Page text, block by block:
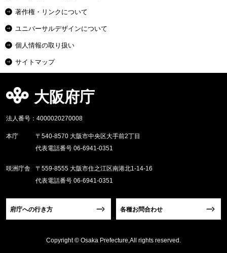
著作権・リンクについて
ユニバーサルデザインについて
個人情報の取り扱い
サイトマップ
大阪府庁
法人番号：4000020270008
本庁
〒540-8570 大阪市中央区大手前2丁目
代表電話番号 06-6941-0351
咲洲庁舎
〒559-8555 大阪市住之江区南港北1-14-16
代表電話番号 06-6941-0351
府庁への行き方 各種お問合わせ
Copyright © Osaka Prefecture,All rights reserved.